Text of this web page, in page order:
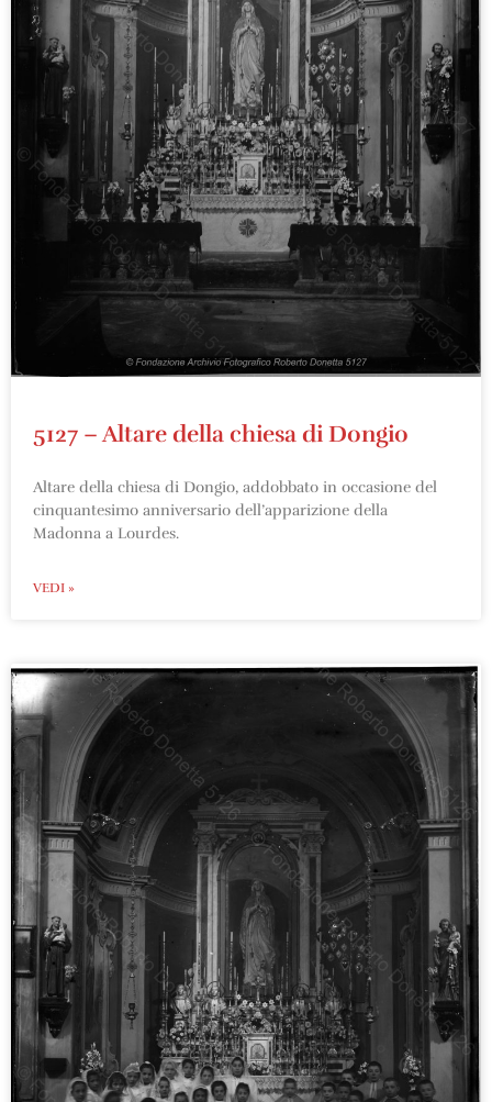
5127 – Altare della chiesa di Dongio
Altare della chiesa di Dongio, addobbato in occasione del
cinquantesimo anniversario dell’apparizione della
Madonna a Lourdes.
VEDI »